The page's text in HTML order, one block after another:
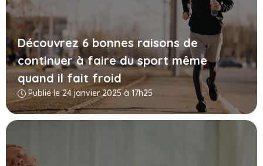
Découvrez 6 bonnes raisons de
continuer à faire du sport même
quand il fait froid
Publié le 24 janvier 2025 à 17h25